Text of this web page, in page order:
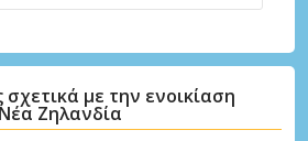
σε αποκλειστικές
με την ενοικίαση
Ζηλανδία